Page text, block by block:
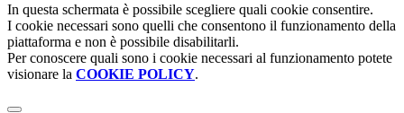
In questa schermata è possibile scegliere quali cookie consentire.
I cookie necessari sono quelli che consentono il funzionamento della
piattaforma e non è possibile disabilitarli.
Per conoscere quali sono i cookie necessari al funzionamento potete
visionare la COOKIE POLICY.